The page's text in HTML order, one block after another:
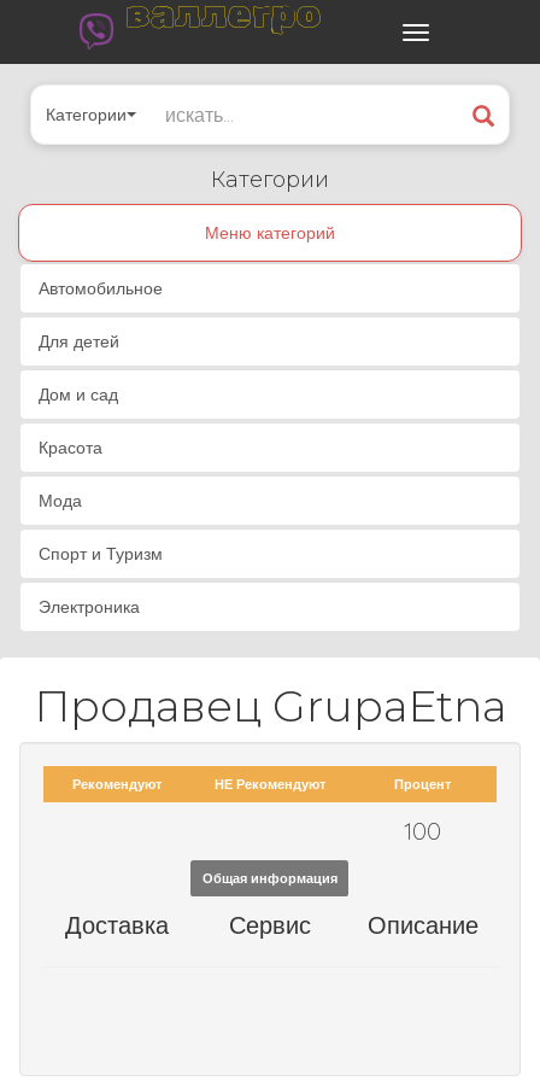
валлегро
Категории
Категории
Меню категорий
Автомобильное
Для детей
Дом и сад
Красота
Мода
Спорт и Туризм
Электроника
Продавец GrupaEtna
Рекомендуют НЕ Рекомендуют Процент
100
Общая информация
Доставка Сервис Описание